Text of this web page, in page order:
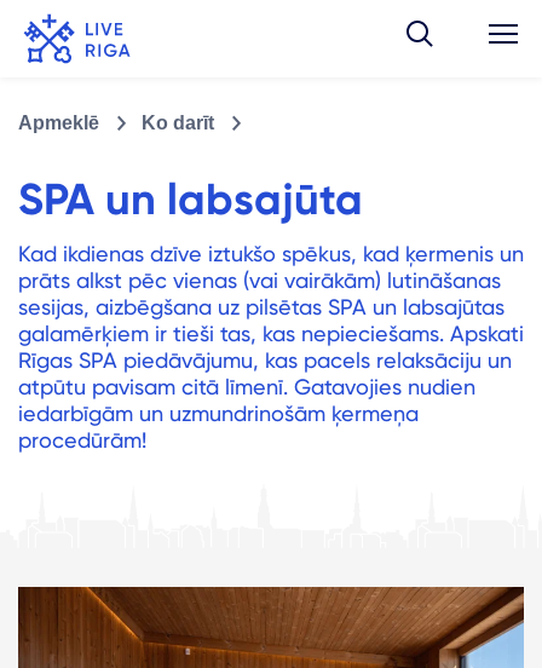
Apmeklē Ko darīt
SPA un labsajūta
Kad ikdienas dzīve iztukšo spēkus, kad ķermenis un
prāts alkst pēc vienas (vai vairākām) lutināšanas
sesijas, aizbēgšana uz pilsētas SPA un labsajūtas
galamērķiem ir tieši tas, kas nepieciešams. Apskati
Rīgas SPA piedāvājumu, kas pacels relaksāciju un
atpūtu pavisam citā līmenī. Gatavojies nudien
iedarbīgām un uzmundrinošām ķermeņa
procedūrām!